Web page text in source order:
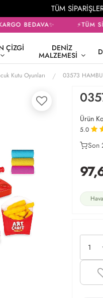
TÜM
BEDAVA✨ ⚡TÜM
ÇIZGI DENIZ
MALZEMESI
Kutu Oyunları 03573
Ürün
5.0
Son